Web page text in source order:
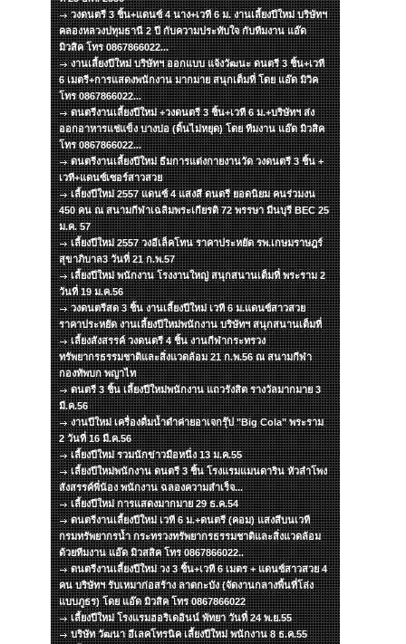
วงดนตรี 3 ชิ้น+แดนซ์ 4 นาง+เวที 6 ม. งานเลี้ยงปีใหม่ บริษัทฯ
คลองหลวงปทุมธานี 2 ปี กับความประทับใจ กับทีมงาน แอ๊ด
มิวสิค โทร 0867866022...
งานเลี้ยงปีใหม่ บริษัทฯ ออกแบบ แจ้งวัฒนะ ดนตรี 3 ชิ้น+เวที
6 เมตรี+การแสดงพนักงาน มากมาย สนุกเต็มที่ โดย แอ๊ด มิวิค
โทร 0867866022...
ดนตรีงานเลี้ยงปีใหม่ +วงดนตรี 3 ชิ้น+เวที 6 ม.+บริษัทฯ ส่ง
ออกอาหารแช่แข็ง บางบ่อ (ดิ้นไม่หยุด) โดย ทีมงาน แอ๊ด มิวสิค
โทร 0867866022...
ดนตรีงานเลี้ยงปีใหม่ ธีมการแต่งกายงานวัด วงดนตรี 3 ชิ้น +
เวที+แดนซ์เซอร์สาวสวย
เลี้ยงปีใหม่ 2557 แดนซ์ 4 แสงสี ดนตรี ยอดนิยม คนร่วมงน
450 คน ณ สนามกีฬาเฉลิมพระเกียรติ 72 พรรษา มีนบุรี BEC 25
ม.ค. 57
เลี้ยงปีใหม่ 2557 วงอีเล็คโทน ราคาประหยัด รพ.เกษมราษฎร์
สุขาภิบาล3 วันที่ 21 ก.พ.57
เลี้ยงปีใหม่ พนักงาน โรงงานใหญ่ สนุกสนานเต็มที่ พระราม 2
วันที่ 19 ม.ค.56
วงดนตรีสด 3 ชิ้น งานเลี้ยงปีใหม่ เวที 6 ม.แดนซ์สาวสวย
ราคาประหยัด งานเลี้ยงปีใหม่พนักงาน บริษัทฯ สนุกสนานเต็มที่
เลี้ยงสังสรรค์ วงดนตรี 4 ชิ้น งานกีฬากระทรวง
ทรัพยากรธรรมชาติและสิ่งแวดล้อม 21 ก.พ.56 ณ สนามกีฬา
กองทัพบก พญาไท
ดนตรี 3 ชิ้น เลี้ยงปีใหม่พนักงาน แถวรังสิต รางวัลมากมาย 3
มี.ค.56
งานปีใหม่ เครื่องดื่มน้ำดำค่ายอาเจกรุ๊ป "Big Cola" พระราม
2 วันที่ 16 มี.ค.56
เลี้ยงปีใหม่ รวมนักข่าวมือหนึ่ง 13 ม.ค.55
เลี้ยงปีใหม่พนักงาน ดนตรี 3 ชิ้น โรงแรมแมนดาริน หัวลำโพง
สังสรรค์พี่น้อง พนักงาน ฉลองความสำเร็จ...
เลี้ยงปีใหม่ การแสดงมากมาย 29 ธ.ค.54
ดนตรีงานเลี้ยงปีใหม่ เวที 6 ม.+ดนตรี (คอม) แสงสีบนเวที
กรมทรัพยากรน้ำ กระทรวงทรัพยากรธรรมชาติและสิ่งแวดล้อม
ด้วยทีมงาน แอ๊ด มิวสสิค โทร 0867866022..
ดนตรีงานเลี้ยงปีใหม่ วง 3 ชิ้น+เวที 6 เมตร + แดนซ์สาวสวย 4
คน บริษัทฯ รับเหมาก่อสร้าง ลาดกะบัง (จัดงานกลางพื้นที่โล่ง
แบบภูธร) โดย แอ๊ด มิวสิค โทร 0867866022
เลี้ยงปีใหม่ โรงแรมฮอริเดอินน์ พัทยา วันที่ 24 พ.ย.55
บริษัท วัฒนา อีเลคโทรนิค เลี้ยงปีใหม่ พนักงาน 8 ธ.ค.55